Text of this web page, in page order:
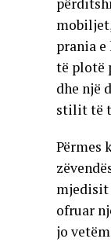
prania
të plotë
dhe një
stilit të
Përmes
mjedisit
ofruar
jo